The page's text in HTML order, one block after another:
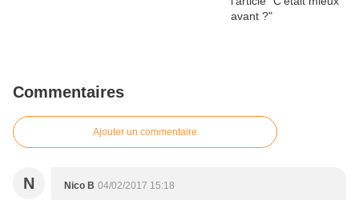
Commentaires
Ajouter un commentaire
N Nico B 04/02/2017 15:18